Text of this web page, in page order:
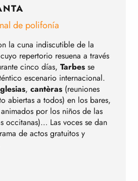
de polifonía
la cuna indiscutible de la
repertorio resuena a través
cinco días, Tarbes se
escenario internacional.
, cantèras (reuniones
abiertas a todos) en los bares,
por los niños de las
occitanas)… Las voces se dan
de actos gratuitos y